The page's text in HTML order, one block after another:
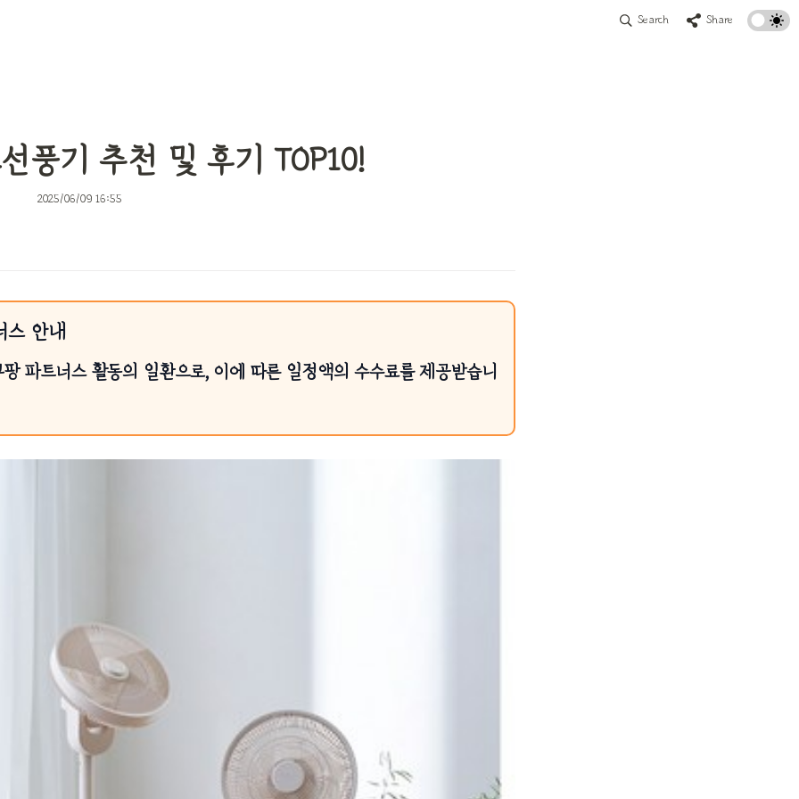
Search Share
풍기 추천 및 후기 TOP10!
2025/06/09 16:55
스 안내
파트너스 활동의 일환으로, 이에 따른 일정액의 수수료를 제공받습니